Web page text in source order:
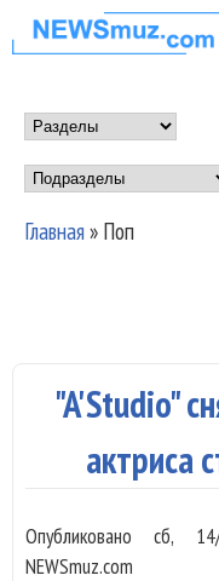
НОВОСТИ
МУЗЫКИ И
ШОУ
Main
Главная» Поп
"A'Studio"
актриса
Опубликованосб,
NEWSmuz.com